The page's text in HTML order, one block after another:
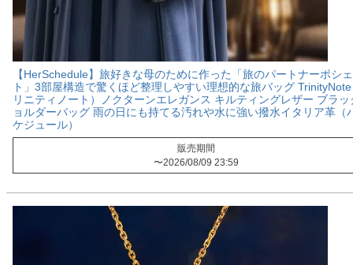
【HerSchedule】旅好きな母のために作った「旅のパートナーポシ
ト」3部屋構造で驚くほど整理しやすい理想的な旅バッグ
リニティノート）ノクターンエレガンス キルティングレザー ブラッ
ョルダーバッグ 雨の日にも持てる汚れや水に強い撥水イタリア革（
ケジュール）
販売期間
〜2026/08/09 23:59